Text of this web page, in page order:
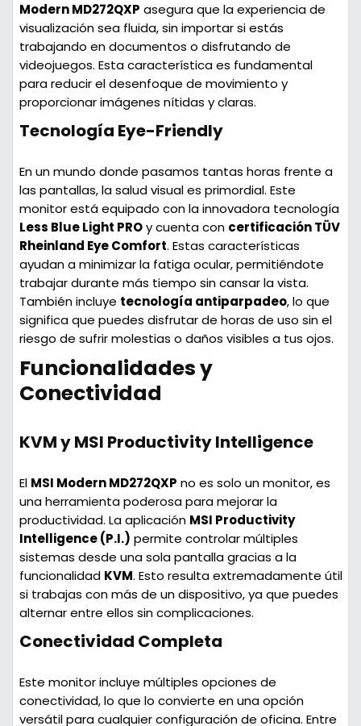
Modern MD272QXP asegura que la experiencia de
visualización sea fluida, sin importar si estás
trabajando en documentos o disfrutando de
videojuegos. Esta característica es fundamental
para reducir el desenfoque de movimiento y
proporcionar imágenes nítidas y claras.
Tecnología Eye-Friendly
En un mundo donde pasamos tantas horas frente a
las pantallas, la salud visual es primordial. Este
monitor está equipado con la innovadora tecnología
Less Blue Light PROy cuenta con certificación TÜV
Rheinland Eye Comfort. Estas características
ayudan a minimizar la fatiga ocular, permitiéndote
trabajar durante más tiempo sin cansar la vista.
También incluye tecnología antiparpadeo, lo que
significa que puedes disfrutar de horas de uso sin el
riesgo de sufrir molestias o daños visibles a tus ojos.
Funcionalidades y
Conectividad
KVM y MSI Productivity Intelligence
El MSI Modern MD272QXP no es solo un monitor, es
una herramienta poderosa para mejorar la
productividad. La aplicación MSI Productivity
Intelligence (P.I.) permite controlar múltiples
sistemas desde una sola pantalla gracias a la
funcionalidad KVM. Esto resulta extremadamente útil
si trabajas con más de un dispositivo, ya que puedes
alternar entre ellos sin complicaciones.
Conectividad Completa
Este monitor incluye múltiples opciones de
conectividad, lo que lo convierte en una opción
versátil para cualquier configuración de oficina. Entre